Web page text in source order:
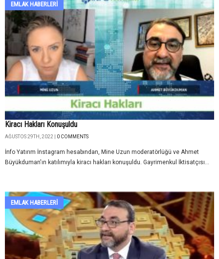
EMLAK HABERLERI
Kiracı Hakları Konuşuldu
AĞUSTOS 29TH, 2022 | 0 COMMENTS
İnfo Yatırım İnstagram hesabından, Mine Uzun moderatörlüğü ve Ahmet
Büyükduman'ın katılımıyla kiracı hakları konuşuldu. Gayrimenkul İktisatçısı...
EMLAK HABERLERI